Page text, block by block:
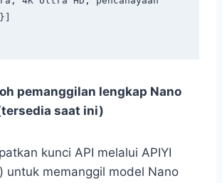
pemanggilan lengkap Nano
saat ini)
kunci API melalui APIYI
untuk memanggil model Nano